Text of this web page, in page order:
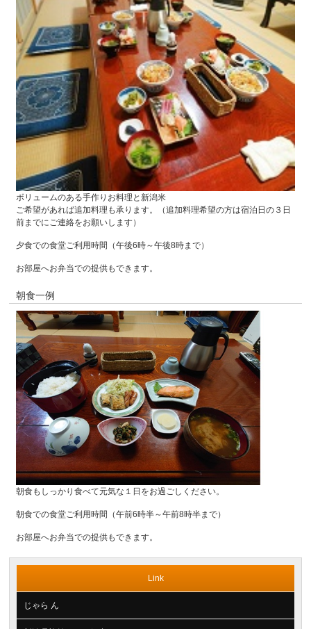
ボリュームのある手作りお料理と新潟米
ご希望があれば追加料理も承ります。（追加料理希望の方は宿泊日の３日
前までにご連絡をお願いします）
夕食での食堂ご利用時間（午後6時～午後8時まで）
お部屋へお弁当での提供もできます。
朝食一例
朝食もしっかり食べて元気な１日をお過ごしください。
朝食での食堂ご利用時間（午前6時半～午前8時半まで）
お部屋へお弁当での提供もできます。
Link
じゃら ん